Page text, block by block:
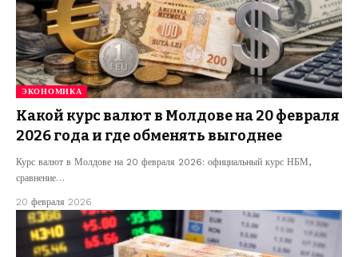
ЭКОНОМИКА
Какой курс валют в Молдове на 20 февраля
2026 года и где обменять выгоднее
Курс валют в Молдове на 20 февраля 2026: официальный курс НБМ,
сравнение…
20 февраля 2026